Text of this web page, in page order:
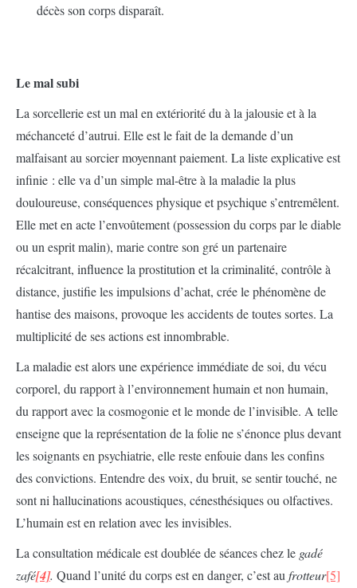
décès son corps disparaît.
Le mal subi
La sorcellerie est un mal en extériorité du à la jalousie et à la
méchanceté d’autrui. Elle est le fait de la demande d’un
malfaisant au sorcier moyennant paiement. La liste explicative est
infinie : elle va d’un simple mal-être à la maladie la plus
douloureuse, conséquences physique et psychique s’entremêlent.
Elle met en acte l’envoûtement (possession du corps par le diable
ou un esprit malin), marie contre son gré un partenaire
récalcitrant, influence la prostitution et la criminalité, contrôle à
distance, justifie les impulsions d’achat, crée le phénomène de
hantise des maisons, provoque les accidents de toutes sortes. La
multiplicité de ses actions est innombrable.
La maladie est alors une expérience immédiate de soi, du vécu
corporel, du rapport à l’environnement humain et non humain,
du rapport avec la cosmogonie et le monde de l’invisible. A telle
enseigne que la représentation de la folie ne s’énonce plus devant
les soignants en psychiatrie, elle reste enfouie dans les confins
des convictions. Entendre des voix, du bruit, se sentir touché, ne
sont ni hallucinations acoustiques, cénesthésiques ou olfactives.
L’humain est en relation avec les invisibles.
La consultation médicale est doublée de séances chez le gadé
zafé[4]. Quand l’unité du corps est en danger, c’est aufrotteur[5]